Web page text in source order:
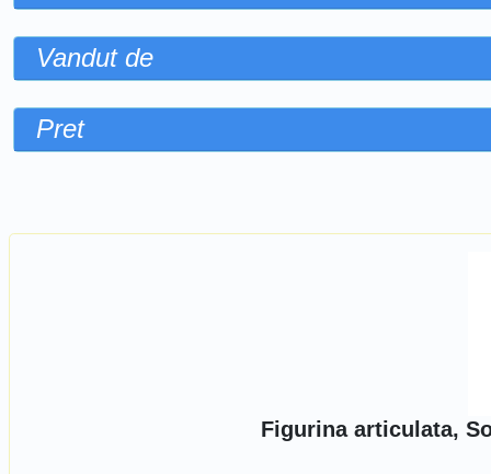
Vandut de
Pret
Figurina articulata,